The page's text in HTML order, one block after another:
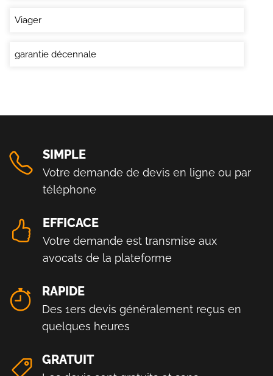
Viager
garantie décennale
SIMPLE
Votre demande de devis en ligne ou par
téléphone
EFFICACE
Votre demande est transmise aux
avocats de la plateforme
RAPIDE
Des 1ers devis généralement reçus en
quelques heures
GRATUIT